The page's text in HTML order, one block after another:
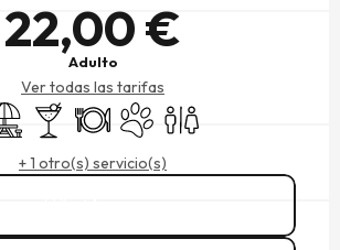
22,00 €
Adulto
Ver todas las tarifas
de picnic
Bar / Refrigerio
RestauranteSe aceptan animales
Aseos
+ 1 otro(s) servicio(s)